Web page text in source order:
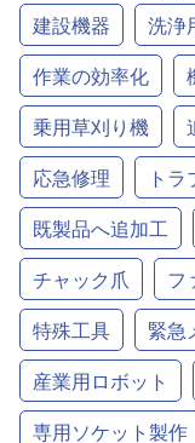
建設機器
洗浄
作業の効率化
乗用草刈り機
応急修理
ト
既製品へ追加工
チャック爪
フ
特殊工具
緊急
産業用ロボット
専用ソケット製作